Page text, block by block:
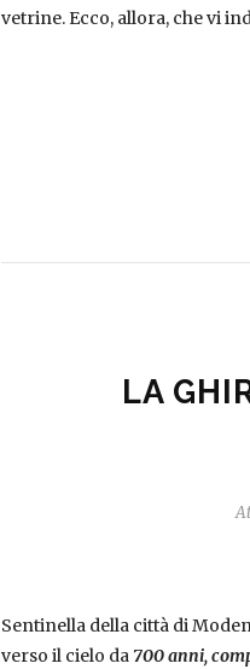
vetrine. Ecco, allora, che vi
LA
Sentinella della città di
verso il cielo da 700 anni,